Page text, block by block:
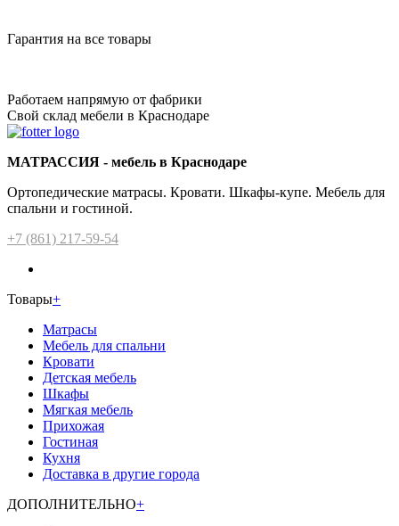
Гарантия на все товары
Работаем напрямую от фабрики
Свой склад мебели в Краснодаре
МАТРАССИЯ - мебель в Краснодаре
Ортопедические матрасы. Кровати. Шкафы-купе. Мебель для
спальни и гостиной.
+7 (861) 217-59-54
Товары+
Матрасы
Мебель для спальни
Кровати
Детская мебель
Шкафы
Мягкая мебель
Прихожая
Гостиная
Кухня
Доставка в другие города
ДОПОЛНИТЕЛЬНО+